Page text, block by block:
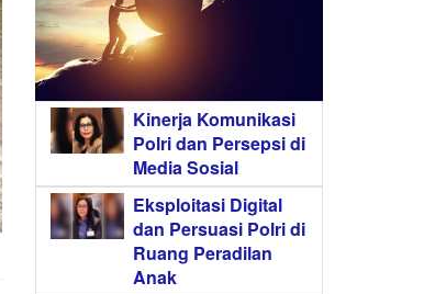
Kinerja Komunikasi
Polri dan Persepsi di
Media Sosial
Eksploitasi Digital
dan Persuasi Polri di
Ruang Peradilan
Anak